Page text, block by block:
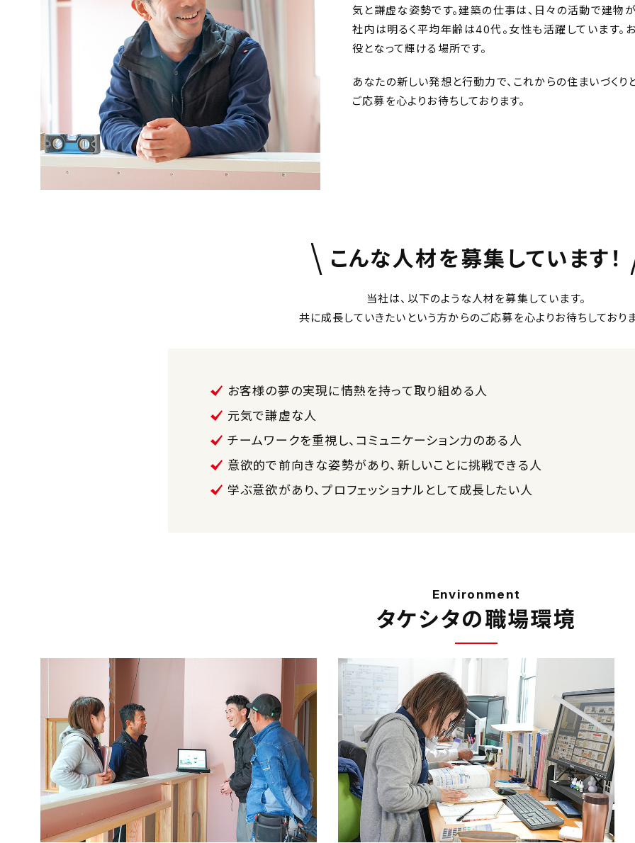
気と謙虚な姿勢です。建築の仕事は、日々の活動で建物
社内は明るく平均年齢は40代。女性も活躍しています。
役となって輝ける場所です。
あなたの新しい発想と行動力で、これからの住まいづく
ご応募を心よりお待ちしております。
こんな人材を募集しています！
当社は、以下のような人材を募集しています。
共に成長していきたいという方からのご応募を心よりお待ちしており
お客様の夢の実現に情熱を持って取り組める人
元気で謙虚な人
チームワークを重視し、コミュニケーション力のある人
意欲的で前向きな姿勢があり、新しいことに挑戦できる人
学ぶ意欲があり、プロフェッショナルとして成長したい人
Environment
タケシタの職場環境